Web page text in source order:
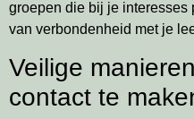
groepen die bij je interesses
van verbondenheid met je
Veilige
contact te